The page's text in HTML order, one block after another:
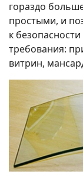
гораздо
простыми, и
к
требования:
витрин,